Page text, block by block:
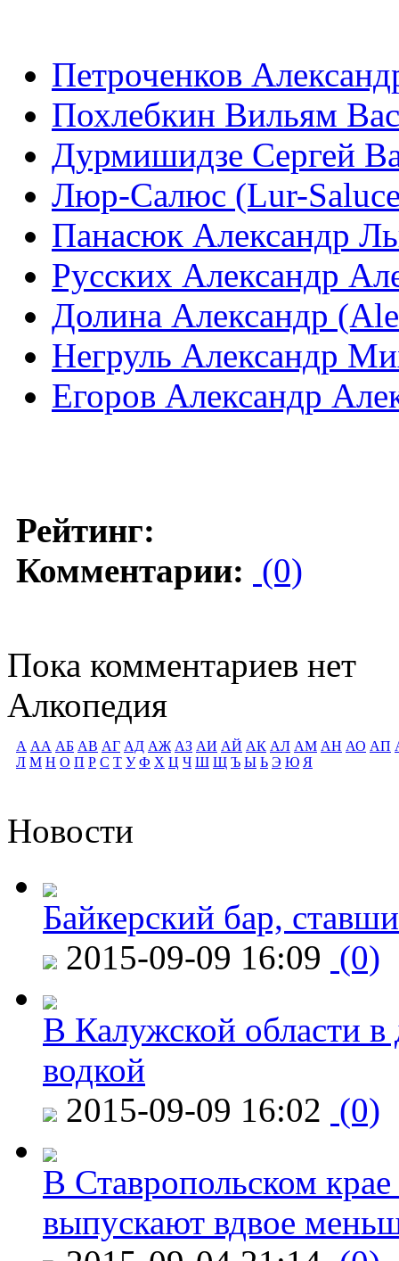
Петроченков
Похлебкин Вильям
Дурмишидзе Сергей
Люр-Салюс (Lur-
Панасюк Александр
Русских Александр
Долина Александр
Негруль Александр
Егоров Александр
Рейтинг:
Комментарии: (0)
Пока комментариев нет
Алкопедия
А АА АБ АВ АГ АД АЖ АЗ АИ АЙ АК АЛ АМ АН АО АП
Л М Н О П Р С Т У Ф Х Ц Ч Ш Щ Ъ Ы Ь Э Ю Я
Новости
Байкерский бар,
2015-09-09 16:09 (0)
В Калужской области в
водкой
2015-09-09 16:02 (0)
В Ставропольском
выпускают вдвое